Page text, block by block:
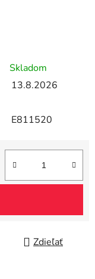
Skladom
13.8.2026
E811520
Zdieľať